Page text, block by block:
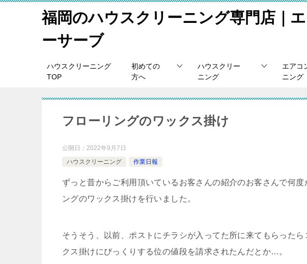
福岡のハウスクリーニング専門店｜
ーサーブ
ハウスクリーニング
TOP
初めての
方へ
ハウスクリー
ニング
エアコ
ニング
フローリングのワックス掛け
公開日： 2022年9月7日
ハウスクリーニング
作業日報
ずっと昔からご利用頂いているお客さんの紹介のお客さんで何
ングのワックス掛けを行いました。
そうそう、以前、ポストにチラシが入ってた所に来てもらった
クス掛けにびっくりする位の値段を請求されたんだとか…。